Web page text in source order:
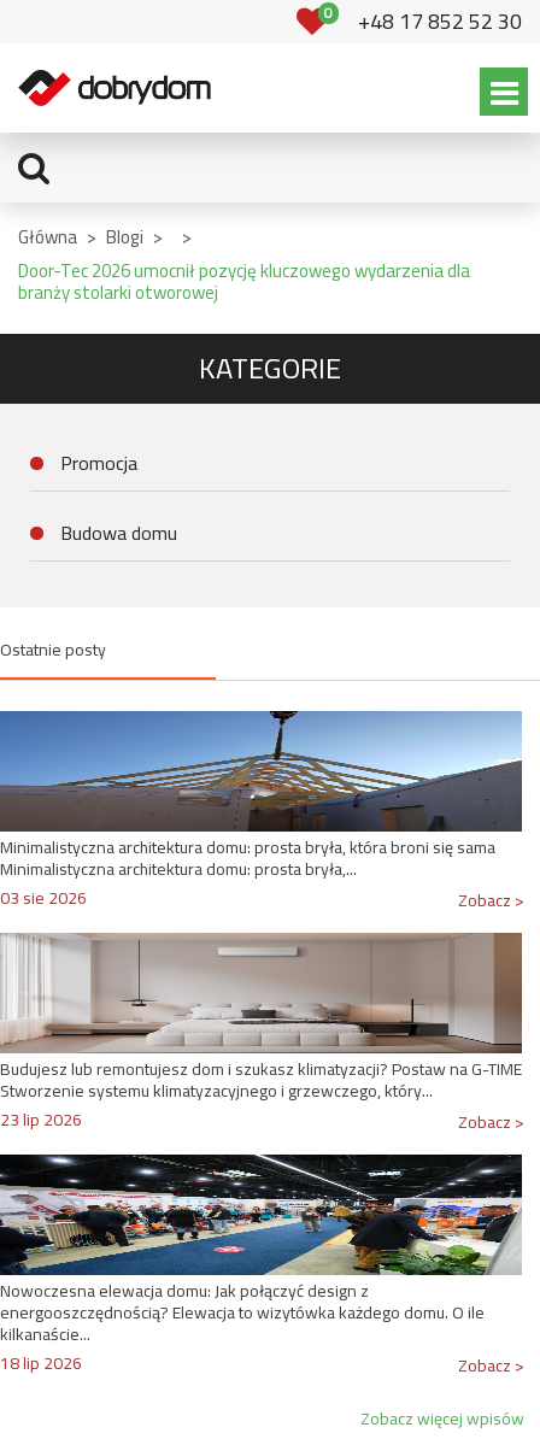
0 +48 17 852 52 30
Główna > Blogi >
>
Door-Tec 2026 umocnił pozycję kluczowego wydarzenia dla
branży stolarki otworowej
KATEGORIE
Promocja
Budowa domu
Ostatnie posty
Minimalistyczna architektura domu: prosta bryła, która broni się sama
Minimalistyczna architektura domu: prosta bryła,...
03 sie 2026
Zobacz >
Budujesz lub remontujesz dom i szukasz klimatyzacji? Postaw na G-TIME
Stworzenie systemu klimatyzacyjnego i grzewczego, który...
23 lip 2026
Zobacz >
Nowoczesna elewacja domu: Jak połączyć design z
energooszczędnością? Elewacja to wizytówka każdego domu. O ile
kilkanaście...
18 lip 2026
Zobacz >
Zobacz więcej wpisów